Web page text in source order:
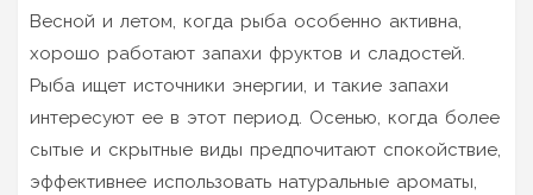
Весной и летом, когда рыба особенно активна,
хорошо работают запахи фруктов и сладостей.
Рыба ищет источники энергии, и такие запахи
интересуют ее в этот период. Осенью, когда более
сытые и скрытные виды предпочитают спокойствие,
эффективнее использовать натуральные ароматы,